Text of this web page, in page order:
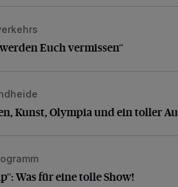
Euch vermissen“
Euch vermissen“
Kunst, Olympia und ein toller
Kunst, Olympia und ein toller
Was für eine tolle Show!
Was für eine tolle Show!